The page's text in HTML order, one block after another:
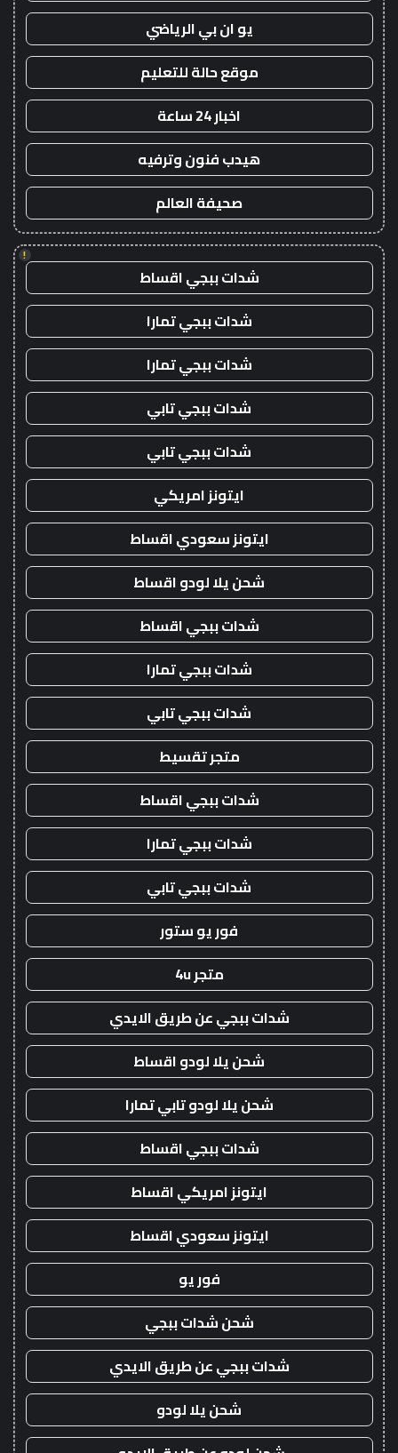
يو ان بي الرياضي
موقع حالة للتعليم
اخبار 24 ساعة
هيدب فنون وترفيه
صحيفة العالم
!
شدات ببجي اقساط
شدات ببجي تمارا
شدات ببجي تمارا
شدات ببجي تابي
شدات ببجي تابي
ايتونز امريكي
ايتونز سعودي اقساط
شحن يلا لودو اقساط
شدات ببجي اقساط
شدات ببجي تمارا
شدات ببجي تابي
متجر تقسيط
شدات ببجي اقساط
شدات ببجي تمارا
شدات ببجي تابي
فور يو ستور
متجر 4u
شدات ببجي عن طريق الايدي
شحن يلا لودو اقساط
شحن يلا لودو تابي تمارا
شدات ببجي اقساط
ايتونز امريكي اقساط
ايتونز سعودي اقساط
فور يو
شحن شدات ببجي
شدات ببجي عن طريق الايدي
شحن يلا لودو